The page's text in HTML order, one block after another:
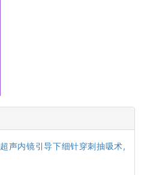
超声内镜引导下细针穿刺抽吸术,